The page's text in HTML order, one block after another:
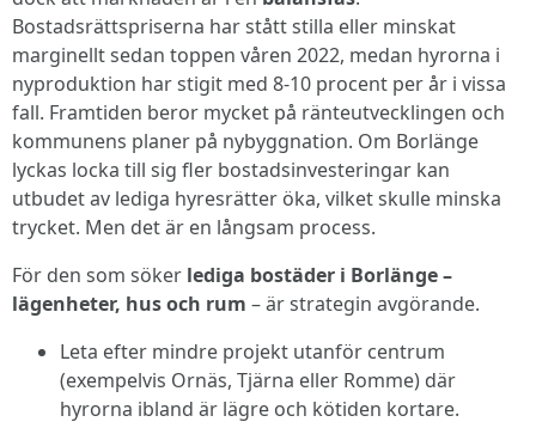
Bostadsrättspriserna har stått stilla eller minskat
marginellt sedan toppen våren 2022, medan hyrorna i
nyproduktion har stigit med 8-10 procent per år i vissa
fall. Framtiden beror mycket på ränteutvecklingen och
kommunens planer på nybyggnation. Om Borlänge
lyckas locka till sig fler bostadsinvesteringar kan
utbudet av lediga hyresrätter öka, vilket skulle minska
trycket. Men det är en långsam process.
För den som söker lediga bostäder i Borlänge –
lägenheter, hus och rum – är strategin avgörande.
Leta efter mindre projekt utanför centrum
(exempelvis Ornäs, Tjärna eller Romme) där
hyrorna ibland är lägre och kötiden kortare.